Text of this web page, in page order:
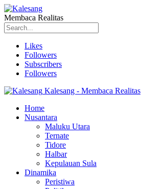
Membaca Realitas
Likes
Followers
Subscribers
Followers
Kalesang - Membaca Realitas
Home
Nusantara
Maluku Utara
Ternate
Tidore
Halbar
Kepulauan Sula
Dinamika
Peristiwa